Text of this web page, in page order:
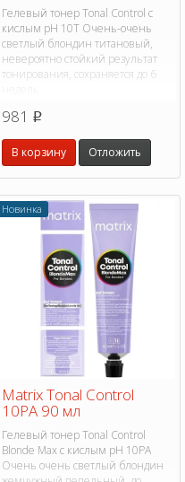
Гелевый тонер Tonal Control с
кислым pH 10T Очень-очень
светлый блондин титановый,
невероятно стойкий результат
тонирования, сохраняется до 6
981 p
В корзину Отложить
Новинка
Matrix Tonal Control
10PA 90 мл
Гелевый тонер Tonal Control
Blonde Max с кислым pH 10PA
Очень очень светлый блондин